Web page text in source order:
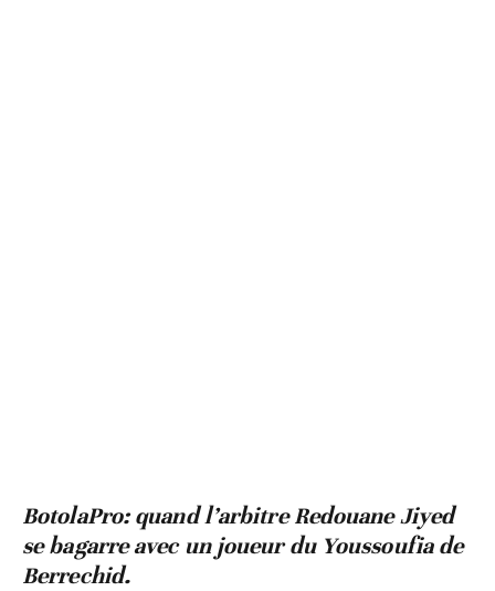
BotolaPro: quand l’arbitre Redouane Jiyed
se bagarre avec un joueur du Youssoufia de
Berrechid.